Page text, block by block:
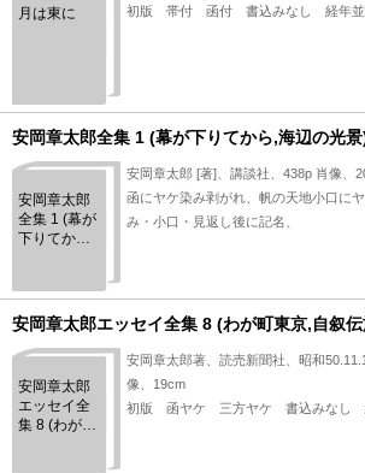
月は東に
初版 帯付 函付 書込みなし 経年並
安岡章太郎全集 1 (幕が下りてから,海辺の光景
安岡章太郎
全集 1 (幕が
下りてから,
安岡章太郎 [著]、講談社、438p 肖像、
函にヤケ染み剥がれ、帆の天地小口に
み・小口・見返し後に記名、
安岡章太郎エッセイ全集 8 (わが町東京,自叙
安岡章太郎
エッセイ全
集 8 (わが町
安岡章太郎著、読売新聞社、昭和
像、19cm
初版 函ヤケ 三方ヤケ 書込みなし